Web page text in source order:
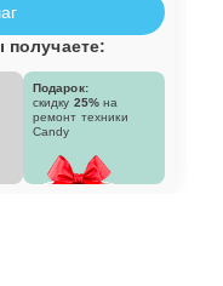
получаете:
Подарок:
скидку 25% на
ремонт техники
Candy